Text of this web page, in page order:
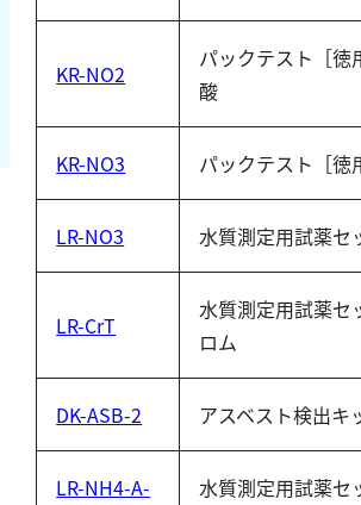
KR-NO2
パックテスト［徳
酸
KR-NO3 パックテスト［徳
LR-NO3 水質測定用試薬セ
LR-CrT
水質測定用試薬セ
ロム
DK-ASB-2 アスベスト検出キ
LR-NH4-A-
水質測定用試薬セ
COD
過マンガン酸カリウム消費量
TOC
全硬度
マグネシウム
塩素